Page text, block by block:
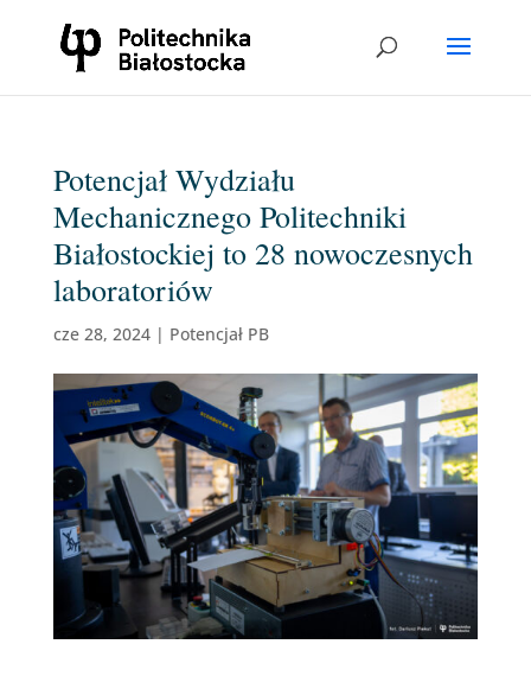
Potencjał Wydziału
Mechanicznego Politechniki
Białostockiej to 28 nowoczesnych
laboratoriów
cze 28, 2024| Potencjał PB